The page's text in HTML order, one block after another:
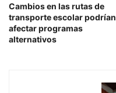
Cambios en las rutas de
transporte escolar podrían
afectar programas
alternativos